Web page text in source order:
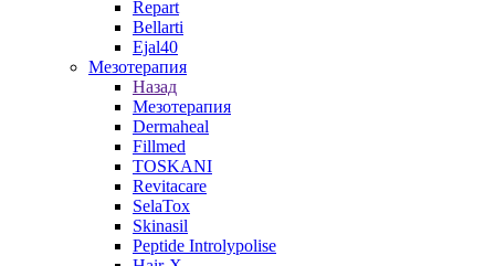
Repart
Bellarti
Ejal40
Мезотерапия
Назад
Мезотерапия
Dermaheal
Fillmed
TOSKANI
Revitacare
SelaTox
Skinasil
Peptide Introlypolise